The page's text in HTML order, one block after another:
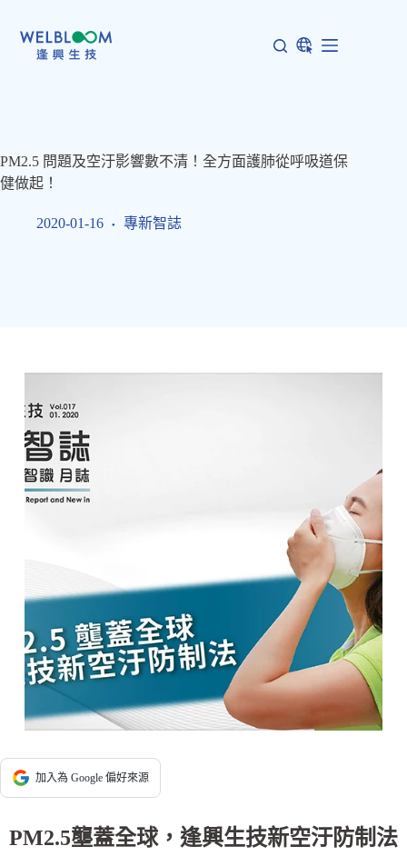
PM2.5 問題及空汙影響數不清！全方面護肺從呼吸道保
健做起！
2020-01-16 專新智誌
加入為 Google 偏好來源
PM2.5壟蓋全球，逢興生技新空汙防制法